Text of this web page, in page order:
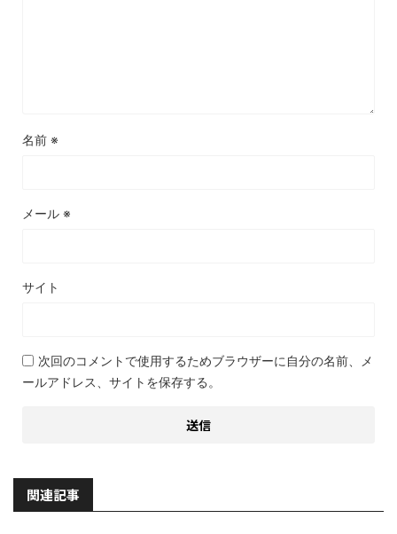
名前 ※
メール ※
サイト
次回のコメントで使用するためブラウザーに自分の名前、メ
ールアドレス、サイトを保存する。
関連記事